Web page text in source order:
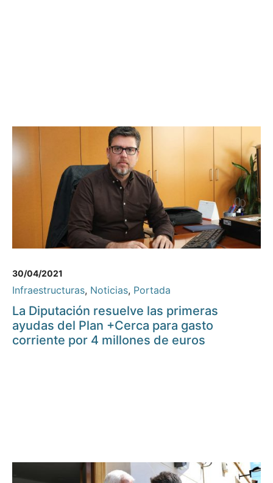
30/04/2021
Infraestructuras, Noticias, Portada
La Diputación resuelve las primeras
ayudas del Plan +Cerca para gasto
corriente por 4 millones de euros